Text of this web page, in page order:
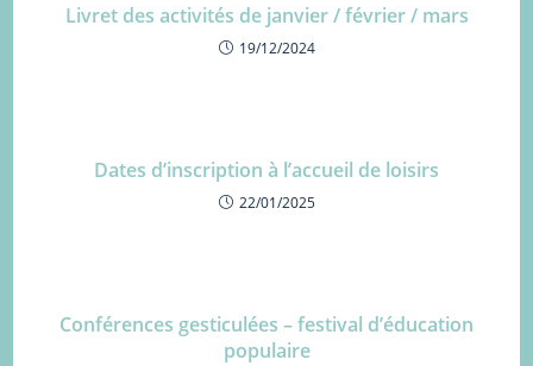
Livret des activités de janvier / février / mars
19/12/2024
Dates d’inscription à l’accueil de loisirs
22/01/2025
Conférences gesticulées – festival d’éducation
populaire